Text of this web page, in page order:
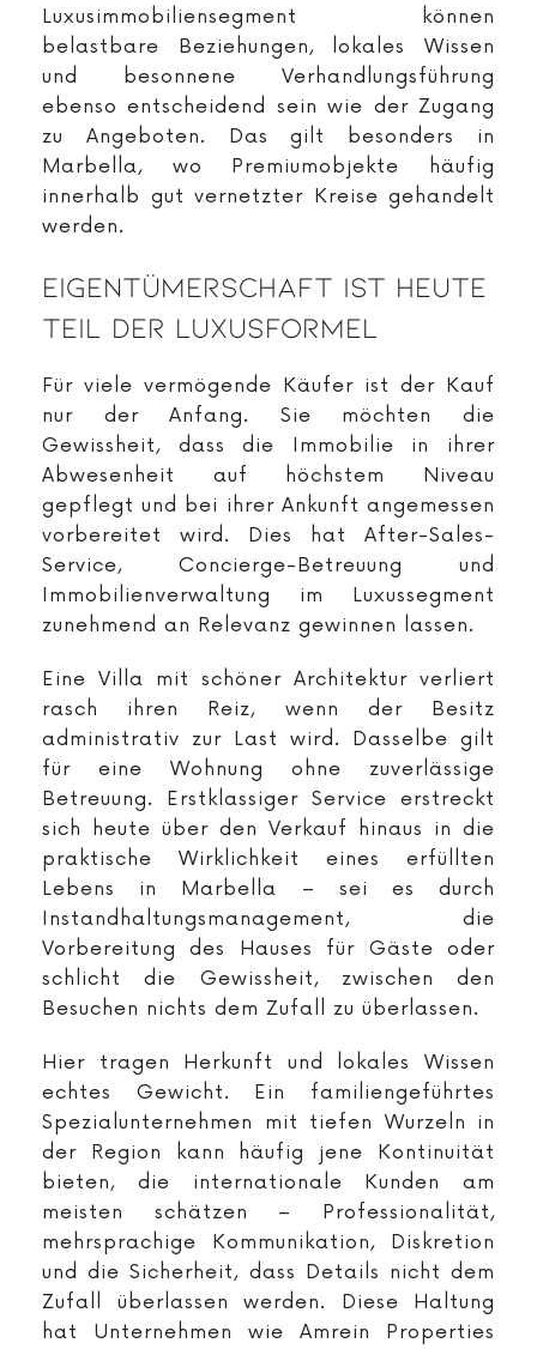
Luxusimmobiliensegment können
belastbare Beziehungen, lokales Wissen
und besonnene Verhandlungsführung
ebenso entscheidend sein wie der Zugang
zu Angeboten. Das gilt besonders in
Marbella, wo Premiumobjekte häufig
innerhalb gut vernetzter Kreise gehandelt
werden.
Eigentümerschaft Ist Heute
Teil Der Luxusformel
Für viele vermögende Käufer ist der Kauf
nur der Anfang. Sie möchten die
Gewissheit, dass die Immobilie in ihrer
Abwesenheit auf höchstem Niveau
gepflegt und bei ihrer Ankunft angemessen
vorbereitet wird. Dies hat After-Sales-
Service, Concierge-Betreuung und
Immobilienverwaltung im Luxussegment
zunehmend an Relevanz gewinnen lassen.
Eine Villa mit schöner Architektur verliert
rasch ihren Reiz, wenn der Besitz
administrativ zur Last wird. Dasselbe gilt
für eine Wohnung ohne zuverlässige
Betreuung. Erstklassiger Service erstreckt
sich heute über den Verkauf hinaus in die
praktische Wirklichkeit eines erfüllten
Lebens in Marbella – sei es durch
Instandhaltungsmanagement, die
Vorbereitung des Hauses für Gäste oder
schlicht die Gewissheit, zwischen den
Besuchen nichts dem Zufall zu überlassen.
Hier tragen Herkunft und lokales Wissen
echtes Gewicht. Ein familiengeführtes
Spezialunternehmen mit tiefen Wurzeln in
der Region kann häufig jene Kontinuität
bieten, die internationale Kunden am
meisten schätzen – Professionalität,
mehrsprachige Kommunikation, Diskretion
und die Sicherheit, dass Details nicht dem
Zufall überlassen werden. Diese Haltung
hat Unternehmen wie Amrein Properties